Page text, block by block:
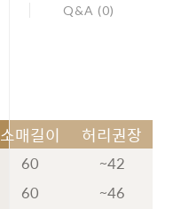
Q&A (0)
소매길이 허리권장
60 ~42
60 ~46